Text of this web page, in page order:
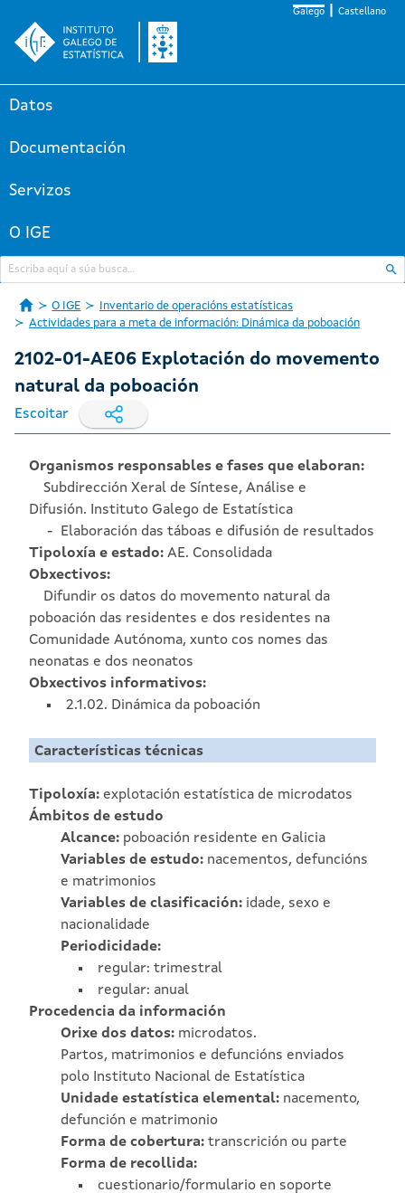
Galego Castellano
Datos
Documentación
Servizos
O IGE
O IGE
Inventario de operacións estatísticas
Actividades para a meta de información: Dinámica da poboación
2102-01-AE06 Explotación do movemento
natural da poboación
Escoitar
Organismos responsables e fases que elaboran:
Subdirección Xeral de Síntese, Análise e
Difusión. Instituto Galego de Estatística
Elaboración das táboas e difusión de resultados
Tipoloxía e estado: AE. Consolidada
Obxectivos:
Difundir os datos do movemento natural da
poboación das residentes e dos residentes na
Comunidade Autónoma, xunto cos nomes das
neonatas e dos neonatos
Obxectivos informativos:
2.1.02. Dinámica da poboación
Características técnicas
Tipoloxía: explotación estatística de microdatos
Ámbitos de estudo
Alcance: poboación residente en Galicia
Variables de estudo: nacementos, defuncións
e matrimonios
Variables de clasificación: idade, sexo e
nacionalidade
Periodicidade:
regular: trimestral
regular: anual
Procedencia da información
Orixe dos datos: microdatos.
Partos, matrimonios e defuncións enviados
polo Instituto Nacional de Estatística
Unidade estatística elemental: nacemento,
defunción e matrimonio
Forma de cobertura: transcrición ou parte
Forma de recollida:
cuestionario/formulario en soporte